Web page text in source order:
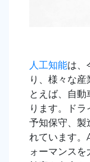
人工知能は、
り、様々な
とえば、自
ります。ド
予知保守、製
れています。
ォーマンスを